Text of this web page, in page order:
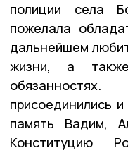
полиции села
пожелала
дальнейшем
жизни, а
присоединились
память Вадим,
Конституцию